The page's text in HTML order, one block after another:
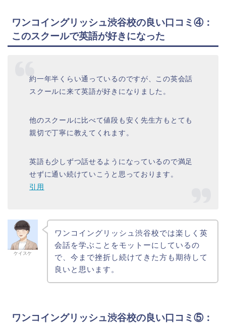
ワンコイングリッシュ渋谷校の良い口コミ④：
このスクールで英語が好きになった
約一年半くらい通っているのですが、この英会話
スクールに来て英語が好きになりました。
他のスクールに比べて値段も安く先生方もとても
親切で丁寧に教えてくれます。
英語も少しずつ話せるようになっているので満足
せずに通い続けていこうと思っております。
引用
ケイスケ
ワンコイングリッシュ渋谷校では楽しく英
会話を学ぶことをモットーにしているの
で、今まで挫折し続けてきた方も期待して
良いと思います。
ワンコイングリッシュ渋谷校の良い口コミ⑤：